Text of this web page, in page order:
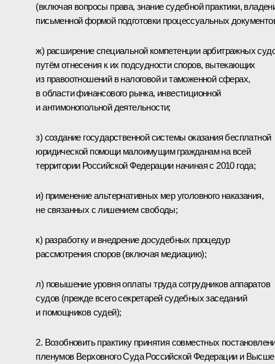
(включая вопросы права, знание судебной практики,
письменной формой подготовки процессуальных
ж) расширение специальной компетенции арбитражных
путём отнесения к их подсудности споров, вытекающих
из правоотношений в налоговой и таможенной сферах,
в области финансового рынка, инвестиционной
и антимонопольной деятельности;
з) создание государственной системы оказания бесплатной
юридической помощи малоимущим гражданам на всей
территории Российской Федерации начиная с 2010 года;
и) применение альтернативных мер уголовного наказания,
не связанных с лишением свободы;
к) разработку и внедрение досудебных процедур
рассмотрения споров (включая медиацию);
л) повышение уровня оплаты труда сотрудников аппаратов
судов (прежде всего секретарей судебных заседаний
и помощников судей);
2. Возобновить практику принятия совместных
пленумов Верховного Суда Российской Федерации и